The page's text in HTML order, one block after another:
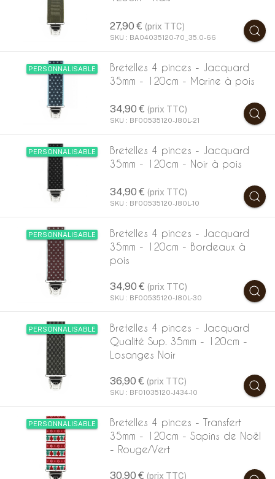
27,90 € (prix TTC)
SKU : BA04035120-70_35.0-66
PERSONNALISABLE
Bretelles 4 pinces - Jacquard
35mm - 120cm - Marine à pois
34,90 € (prix TTC)
SKU : BF00535120-J80L-21
PERSONNALISABLE
Bretelles 4 pinces - Jacquard
35mm - 120cm - Noir à pois
34,90 € (prix TTC)
SKU : BF00535120-J80L-10
PERSONNALISABLE
Bretelles 4 pinces - Jacquard
35mm - 120cm - Bordeaux à
pois
34,90 € (prix TTC)
SKU : BF00535120-J80L-30
PERSONNALISABLE
Bretelles 4 pinces - Jacquard
Qualité Sup. 35mm - 120cm -
Losanges Noir
36,90 € (prix TTC)
SKU : BF01035120-J434-10
PERSONNALISABLE
Bretelles 4 pinces - Transfert
35mm - 120cm - Sapins de Noël
- Rouge/Vert
30,90 € (prix TTC)